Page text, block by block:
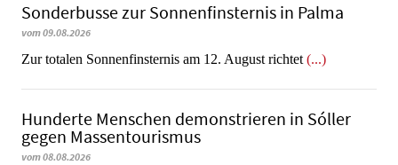
Sonderbusse zur Sonnenfinsternis in Palma
vom 09.08.2026
Zur totalen Sonnenfinsternis am 12. August richtet (...)
Hunderte Menschen demonstrieren in Sóller
gegen Massentourismus
vom 08.08.2026